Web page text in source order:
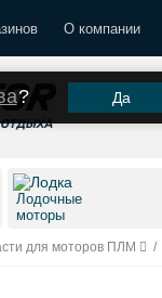
О компании
? Да
Лодочные
моторы
для моторов ПЛМ /